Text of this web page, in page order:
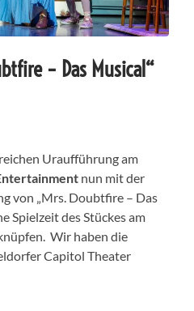
– Das Musical“
Uraufführung am
nun mit der
von „Mrs. Doubtfire – Das
Spielzeit des Stückes am
Wir haben die
Capitol Theater